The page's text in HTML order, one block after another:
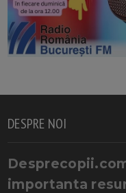
DESPRE NOI
importanta